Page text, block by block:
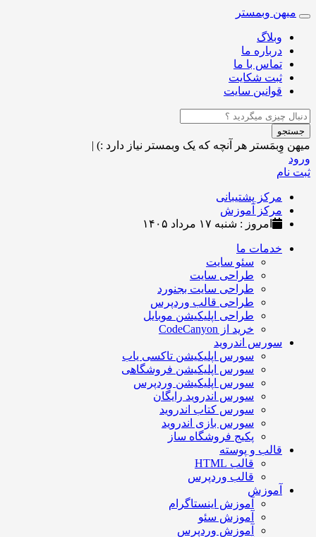
Toggle
navigation
میهن وبمستر
وبلاگ
درباره ما
تماس با ما
ثبت شکایت
قوانین سایت
جستجو
میهن وِبمَستر هر آنچه که یک وبمستر نیاز دارد :) |
ورود
ثبت نام
مرکز پشتیبانی
مرکز آموزش
امروز : شنبه ۱۷ مرداد ۱۴۰۵
خدمات ما
سئو سایت
طراحی سایت
طراحی سایت بجنورد
طراحی قالب وردپرس
طراحی اپلیکیشن موبایل
خرید از CodeCanyon
سورس اندروید
سورس اپلیکیشن تاکسی یاب
سورس اپلیکیشن فروشگاهی
سورس اپلیکیشن وردپرس
سورس اندروید رایگان
سورس کتاب اندروید
سورس بازی اندروید
پکیج فروشگاه ساز
قالب و پوسته
قالب HTML
قالب وردپرس
آموزش
آموزش اینستاگرام
آموزش سئو
آموزش وردپرس